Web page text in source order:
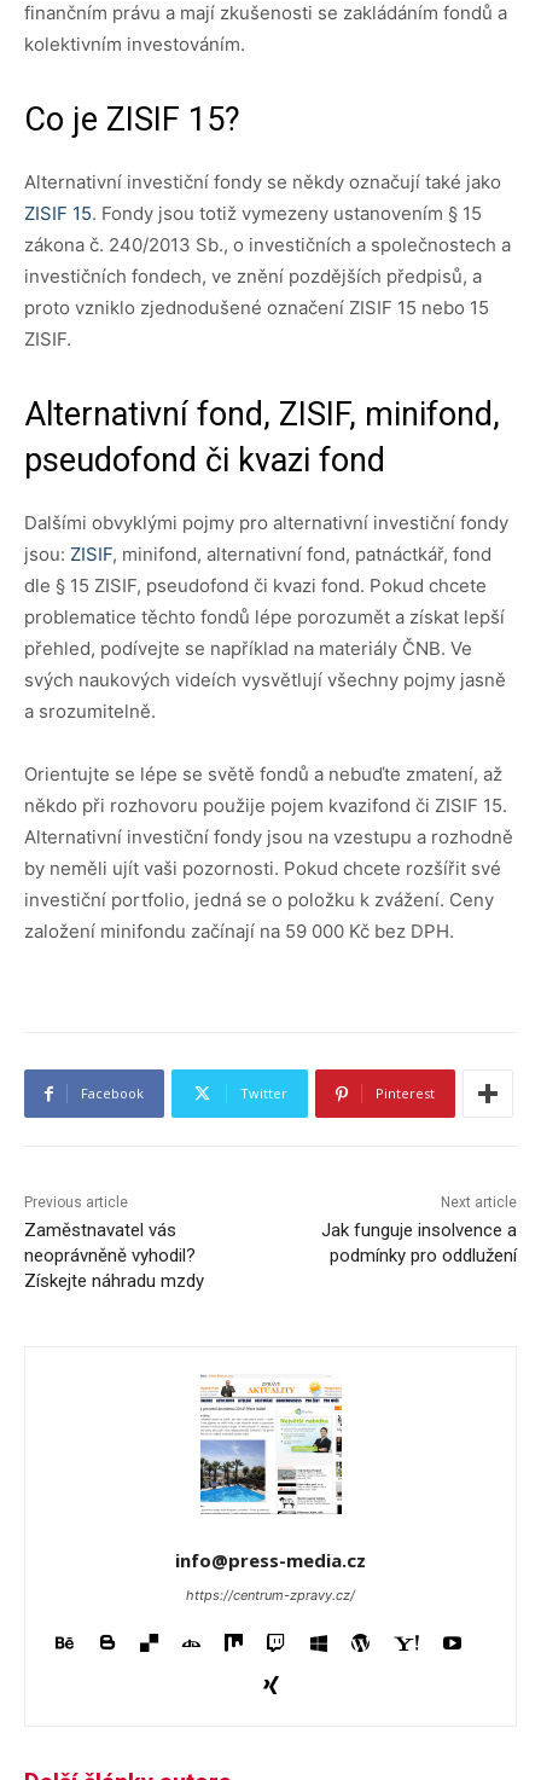
finančním právu a mají zkušenosti se zakládáním fondů a
kolektivním investováním.
Co je ZISIF 15?
Alternativní investiční fondy se někdy označují také jako
ZISIF 15. Fondy jsou totiž vymezeny ustanovením § 15
zákona č. 240/2013 Sb., o investičních a společnostech a
investičních fondech, ve znění pozdějších předpisů, a
proto vzniklo zjednodušené označení ZISIF 15 nebo 15
ZISIF.
Alternativní fond, ZISIF, minifond,
pseudofond či kvazi fond
Dalšími obvyklými pojmy pro alternativní investiční fondy
jsou: ZISIF, minifond, alternativní fond, patnáctkář, fond
dle § 15 ZISIF, pseudofond či kvazi fond. Pokud chcete
problematice těchto fondů lépe porozumět a získat lepší
přehled, podívejte se například na materiály ČNB. Ve
svých naukových videích vysvětlují všechny pojmy jasně
a srozumitelně.
Orientujte se lépe se světě fondů a nebuďte zmatení, až
někdo při rozhovoru použije pojem kvazifond či ZISIF 15.
Alternativní investiční fondy jsou na vzestupu a rozhodně
by neměli ujít vaši pozornosti. Pokud chcete rozšířit své
investiční portfolio, jedná se o položku k zvážení. Ceny
založení minifondu začínají na 59 000 Kč bez DPH.
Facebook Twitter Pinterest
Previous article
Zaměstnavatel vás
neoprávněně vyhodil?
Získejte náhradu mzdy
Next article
Jak funguje insolvence a
podmínky pro oddlužení
info@press-media.cz
https://centrum-zpravy.cz/